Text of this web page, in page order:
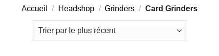
Accueil / Headshop / Grinders / Card Grinders